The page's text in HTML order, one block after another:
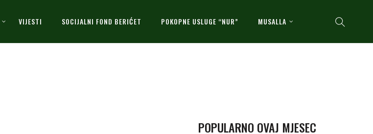
VIJESTI SOCIJALNI FOND BERIĆET POKOPNE USLUGE “NUR” MUSALLA
POPULARNO OVAJ MJESEC